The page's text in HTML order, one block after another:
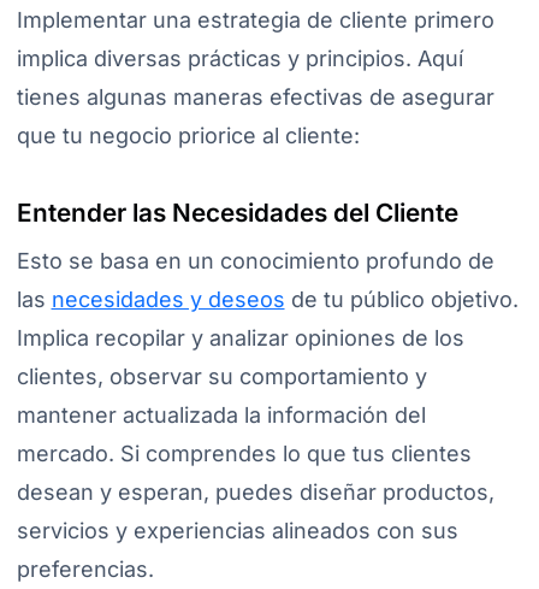
Implementar una estrategia de cliente primero
implica diversas prácticas y principios. Aquí
tienes algunas maneras efectivas de asegurar
que tu negocio priorice al cliente:
Entender las Necesidades del Cliente
Esto se basa en un conocimiento profundo de
las necesidades y deseos de tu público objetivo.
Implica recopilar y analizar opiniones de los
clientes, observar su comportamiento y
mantener actualizada la información del
mercado. Si comprendes lo que tus clientes
desean y esperan, puedes diseñar productos,
servicios y experiencias alineados con sus
preferencias.